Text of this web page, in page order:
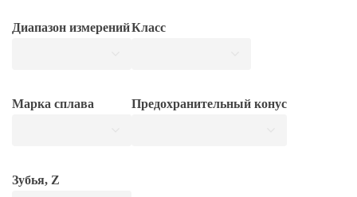
Диапазон измеренийКласс
Марка сплава Предохранительный конус
Зубья, Z